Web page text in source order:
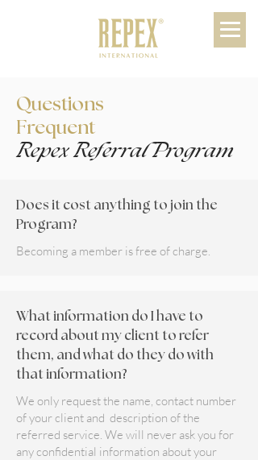
Questions
Frequent
Repex Referral Program
Does it cost anything to join the
Program?
Becoming a member is free of charge.
What information do I have to
record about my client to refer
them, and what do they do with
that information?
We only request the name, contact number
of your client and description of the
referred service. We will never ask you for
any confidential information about your